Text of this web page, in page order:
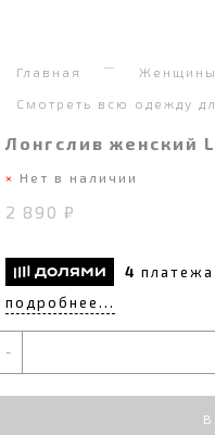
Главная Женщины
Смотреть всю одежду
Лонгслив женский
Нет в наличии
2 890 ₽
4 платежа
подробнее...
-